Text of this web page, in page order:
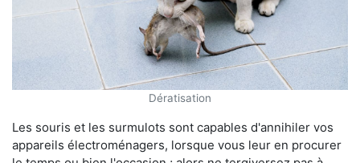
Dératisation
Les souris et les surmulots sont capables d'annihiler vos
appareils électroménagers, lorsque vous leur en procurer